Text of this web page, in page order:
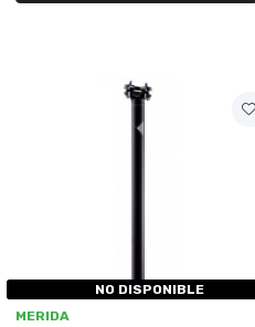
NO DISPONIBLE
MERIDA